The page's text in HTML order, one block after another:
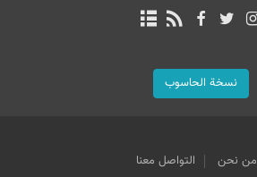
نسخة الحاسوب
من نحن التواصل معنا